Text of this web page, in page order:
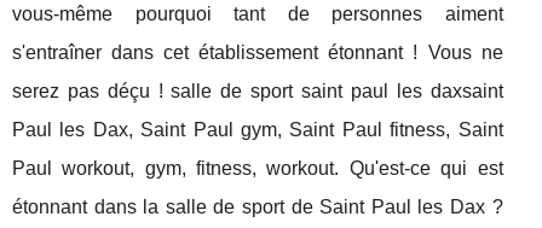
vous-même pourquoi tant de personnes aiment
s'entraîner dans cet établissement étonnant ! Vous ne
serez pas déçu ! salle de sport saint paul les daxsaint
Paul les Dax, Saint Paul gym, Saint Paul fitness, Saint
Paul workout, gym, fitness, workout. Qu'est-ce qui est
étonnant dans la salle de sport de Saint Paul les Dax ?